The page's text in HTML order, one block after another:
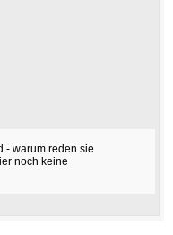
- warum reden sie
noch keine